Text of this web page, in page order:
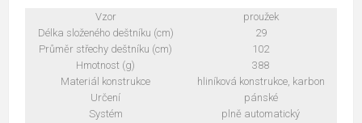
Vzor
proužek
Délka složeného deštníku (cm)
29
Průměr střechy deštníku (cm)
102
Hmotnost (g)
388
Materiál konstrukce
hliníková konstrukce, karbon
Určení
pánské
Systém
plně automatický